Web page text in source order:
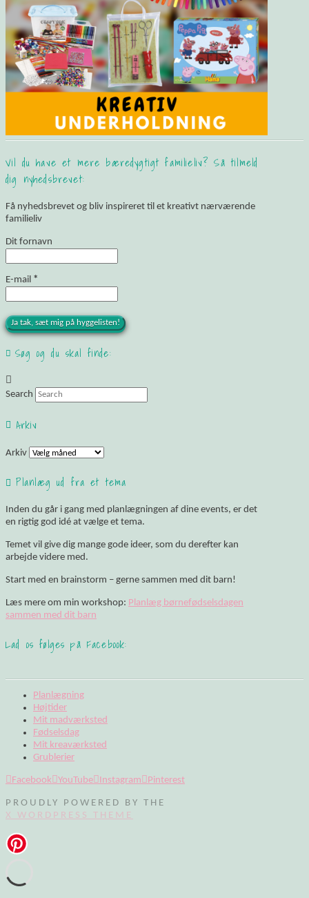
Vil du have et mere bæredygtigt familieliv? Så tilmeld
dig nyhedsbrevet:
Få nyhedsbrevet og bliv inspireret til et kreativt nærværende
familieliv
Dit fornavn
E-mail *
Søg og du skal finde:
Search
Arkiv
Arkiv
Planlæg ud fra et tema
Inden du går i gang med planlægningen af dine events, er det
en rigtig god idé at vælge et tema.
Temet vil give dig mange gode ideer, som du derefter kan
arbejde videre med.
Start med en brainstorm – gerne sammen med dit barn!
Læs mere om min workshop: Planlæg børnefødselsdagen
sammen med dit barn
Lad os følges på Facebook:
Planlægning
Højtider
Mit madværksted
Fødselsdag
Mit kreaværksted
Grublerier
Facebook YouTube Instagram Pinterest
PROUDLY POWERED BY THE
X WORDPRESS THEME